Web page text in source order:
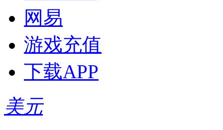
网易
游戏充值
下载APP
美元